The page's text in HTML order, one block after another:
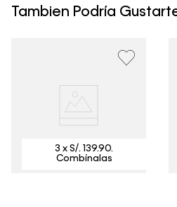
hábiles para envíos a provincia.
procesará desde el día hábil
aceptamos devoluciones en
Tambien Podría